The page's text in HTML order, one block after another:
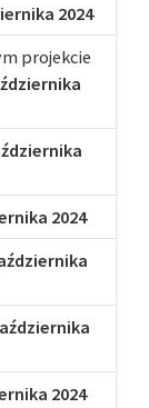
2024
projekcie
2024
2024